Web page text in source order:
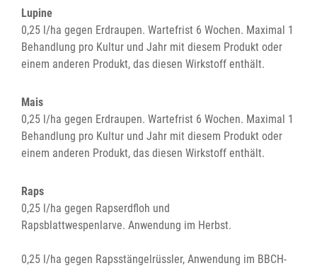
Lupine
0,25 l/ha gegen Erdraupen. Wartefrist 6 Wochen. Maximal 1
Behandlung pro Kultur und Jahr mit diesem Produkt oder
einem anderen Produkt, das diesen Wirkstoff enthält.
Mais
0,25 l/ha gegen Erdraupen. Wartefrist 6 Wochen. Maximal 1
Behandlung pro Kultur und Jahr mit diesem Produkt oder
einem anderen Produkt, das diesen Wirkstoff enthält.
Raps
0,25 l/ha gegen Rapserdfloh und
Rapsblattwespenlarve. Anwendung im Herbst.
0,25 l/ha gegen Rapsstängelrüssler, Anwendung im BBCH-